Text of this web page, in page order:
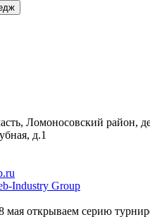
Ломоносовский район,
д.1
Industry Group
мая открываем серию